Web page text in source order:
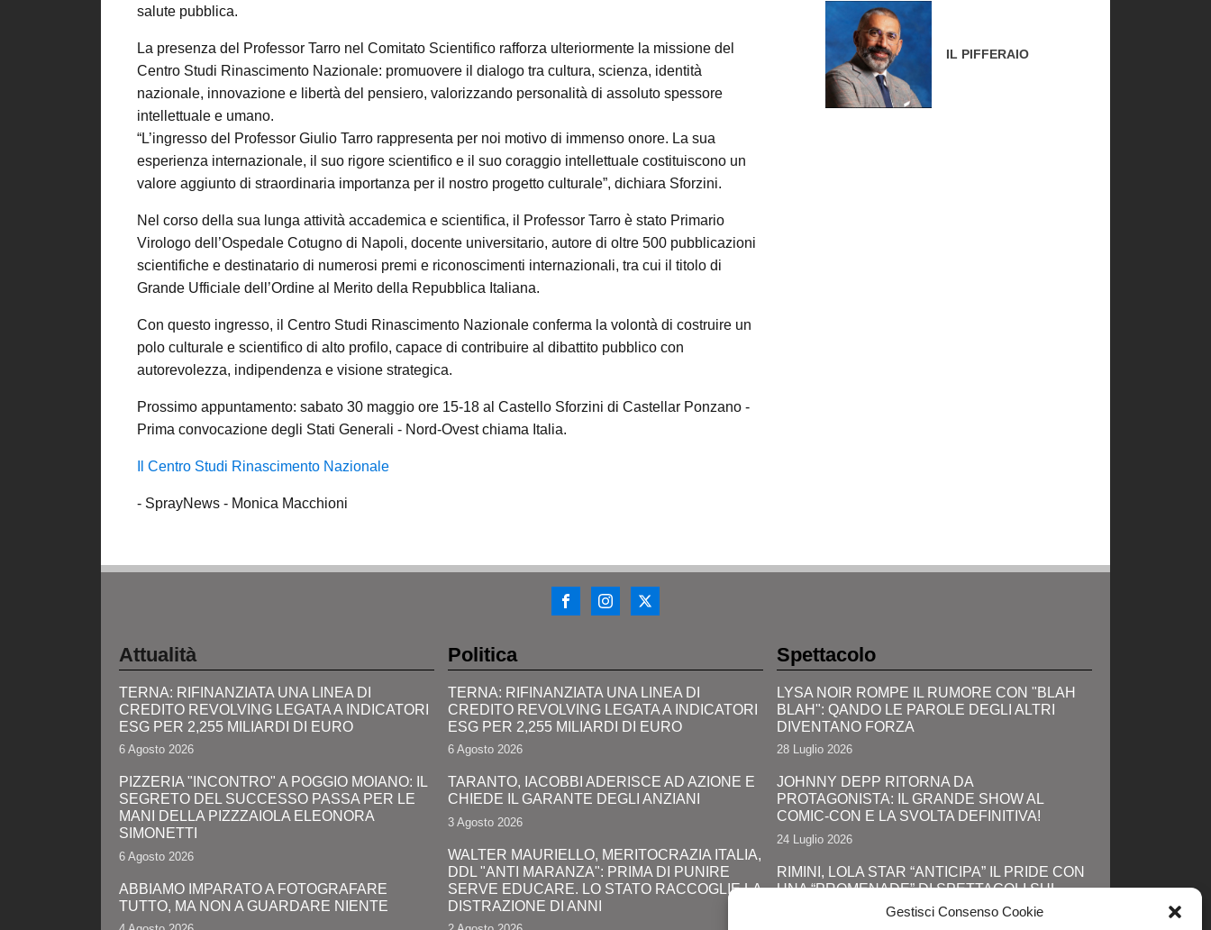
Gestisci Consenso Cookie
salute pubblica.
La presenza del Professor Tarro nel Comitato Scientifico rafforza ulteriormente la missione del
Centro Studi Rinascimento Nazionale: promuovere il dialogo tra cultura, scienza, identità
nazionale, innovazione e libertà del pensiero, valorizzando personalità di assoluto spessore
intellettuale e umano.
“L’ingresso del Professor Giulio Tarro rappresenta per noi motivo di immenso onore. La sua
esperienza internazionale, il suo rigore scientifico e il suo coraggio intellettuale costituiscono un
valore aggiunto di straordinaria importanza per il nostro progetto culturale”, dichiara Sforzini.
Nel corso della sua lunga attività accademica e scientifica, il Professor Tarro è stato Primario
Virologo dell’Ospedale Cotugno di Napoli, docente universitario, autore di oltre 500 pubblicazioni
scientifiche e destinatario di numerosi premi e riconoscimenti internazionali, tra cui il titolo di
Grande Ufficiale dell’Ordine al Merito della Repubblica Italiana.
Con questo ingresso, il Centro Studi Rinascimento Nazionale conferma la volontà di costruire un
polo culturale e scientifico di alto profilo, capace di contribuire al dibattito pubblico con
autorevolezza, indipendenza e visione strategica.
Prossimo appuntamento: sabato 30 maggio ore 15-18 al Castello Sforzini di Castellar Ponzano -
Prima convocazione degli Stati Generali - Nord-Ovest chiama Italia.
Il Centro Studi Rinascimento Nazionale
- SprayNews - Monica Macchioni
IL PIFFERAIO
Attualità
TERNA: RIFINANZIATA UNA LINEA DI
CREDITO REVOLVING LEGATA A INDICATORI
ESG PER 2,255 MILIARDI DI EURO
6 Agosto 2026
PIZZERIA "INCONTRO" A POGGIO MOIANO: IL
SEGRETO DEL SUCCESSO PASSA PER LE
MANI DELLA PIZZZAIOLA ELEONORA
SIMONETTI
6 Agosto 2026
ABBIAMO IMPARATO A FOTOGRAFARE
TUTTO, MA NON A GUARDARE NIENTE
Politica
TERNA: RIFINANZIATA UNA LINEA DI
CREDITO REVOLVING LEGATA A INDICATORI
ESG PER 2,255 MILIARDI DI EURO
6 Agosto 2026
TARANTO, IACOBBI ADERISCE AD AZIONE E
CHIEDE IL GARANTE DEGLI ANZIANI
3 Agosto 2026
WALTER MAURIELLO, MERITOCRAZIA ITALIA,
DDL "ANTI MARANZA": PRIMA DI PUNIRE
SERVE EDUCARE. LO STATO RACCOGLIE LA
DISTRAZIONE DI ANNI
Spettacolo
LYSA NOIR ROMPE IL RUMORE CON "BLAH
BLAH": QANDO LE PAROLE DEGLI ALTRI
DIVENTANO FORZA
28 Luglio 2026
JOHNNY DEPP RITORNA DA
PROTAGONISTA: IL GRANDE SHOW AL
COMIC-CON E LA SVOLTA DEFINITIVA!
24 Luglio 2026
RIMINI, LOLA STAR “ANTICIPA” IL PRIDE CON
UNA “PROMENADE” DI SPETTACOLI SUL
LUNGOMARE DA MAREBELLO A MIRAMARE